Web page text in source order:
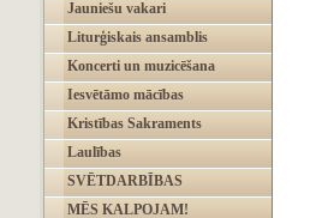
Jauniešu vakari
Liturģiskais ansamblis
Koncerti un muzicēšana
Iesvētāmo mācības
Kristības Sakraments
Laulības
SVĒTDARBĪBAS
MĒS KALPOJAM!